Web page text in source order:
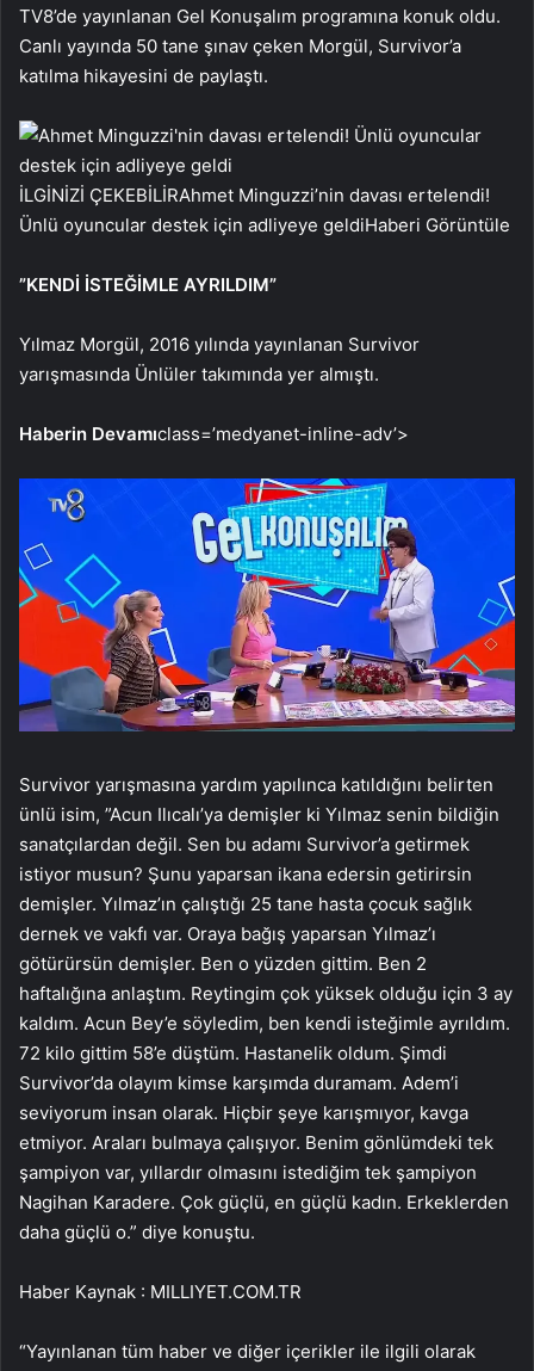
TV8’de yayınlanan Gel Konuşalım programına konuk oldu.
Canlı yayında 50 tane şınav çeken Morgül, Survivor’a
katılma hikayesini de paylaştı.
İLGİNİZİ ÇEKEBİLİRAhmet Minguzzi’nin davası ertelendi!
Ünlü oyuncular destek için adliyeye geldiHaberi Görüntüle
”KENDİ İSTEĞİMLE AYRILDIM”
Yılmaz Morgül, 2016 yılında yayınlanan Survivor
yarışmasında Ünlüler takımında yer almıştı.
Haberin Devamıclass=’medyanet-inline-adv’>
Survivor yarışmasına yardım yapılınca katıldığını belirten
ünlü isim, ”Acun Ilıcalı’ya demişler ki Yılmaz senin bildiğin
sanatçılardan değil. Sen bu adamı Survivor’a getirmek
istiyor musun? Şunu yaparsan ikana edersin getirirsin
demişler. Yılmaz’ın çalıştığı 25 tane hasta çocuk sağlık
dernek ve vakfı var. Oraya bağış yaparsan Yılmaz’ı
götürürsün demişler. Ben o yüzden gittim. Ben 2
haftalığına anlaştım. Reytingim çok yüksek olduğu için 3 ay
kaldım. Acun Bey’e söyledim, ben kendi isteğimle ayrıldım.
72 kilo gittim 58’e düştüm. Hastanelik oldum. Şimdi
Survivor’da olayım kimse karşımda duramam. Adem’i
seviyorum insan olarak. Hiçbir şeye karışmıyor, kavga
etmiyor. Araları bulmaya çalışıyor. Benim gönlümdeki tek
şampiyon var, yıllardır olmasını istediğim tek şampiyon
Nagihan Karadere. Çok güçlü, en güçlü kadın. Erkeklerden
daha güçlü o.” diye konuştu.
Haber Kaynak : MILLIYET.COM.TR
“Yayınlanan tüm haber ve diğer içerikler ile ilgili olarak